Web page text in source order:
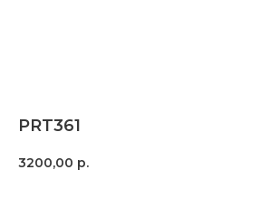
PRT361
3200,00 р.